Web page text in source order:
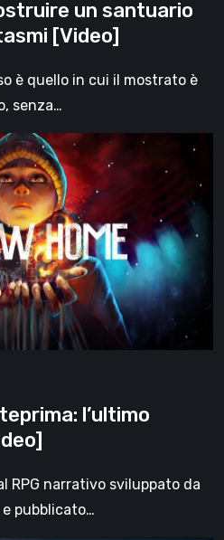
un santuario
[Video]
è quello in cui il mostrato è
senza…
l’ultimo
RPG narrativo sviluppato da
pubblicato…